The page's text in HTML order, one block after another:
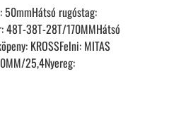
50mmHátsó rugóstag:
48T-38T-28T/170MMHátsó
KROSSFelni: MITAS
25,4Nyereg: